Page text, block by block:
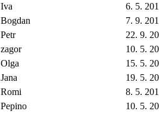
Iva
6. 5.
Bogdan
7. 9.
Petr
22. 9.
zagor
10. 5.
Olga
15. 5.
Jana
19. 5.
Romi
8. 5.
Pepino
10. 5.